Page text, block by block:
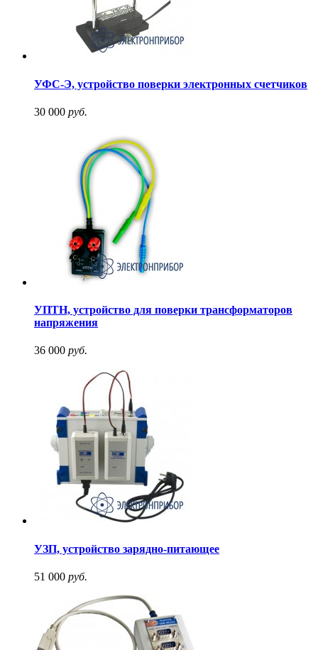
УФС-Э, устройство поверки электронных счетчиков
30 000 руб.
УПТН, устройство для поверки трансформаторов
напряжения
36 000 руб.
УЗП, устройство зарядно-питающее
51 000 руб.